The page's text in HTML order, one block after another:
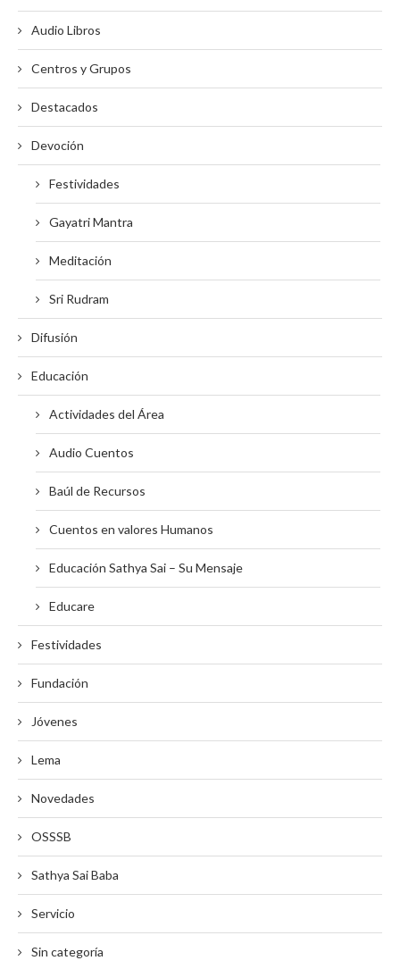
Audio Libros
Centros y Grupos
Destacados
Devoción
Festividades
Gayatri Mantra
Meditación
Sri Rudram
Difusión
Educación
Actividades del Área
Audio Cuentos
Baúl de Recursos
Cuentos en valores Humanos
Educación Sathya Sai – Su Mensaje
Educare
Festividades
Fundación
Jóvenes
Lema
Novedades
OSSSB
Sathya Sai Baba
Servicio
Sin categoría